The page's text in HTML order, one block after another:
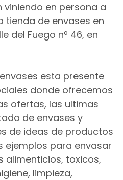
viniendo en persona a
tienda de envases en
del Fuego nº 46, en
esta presente
donde ofrecemos
ofertas, las ultimas
de envases y
de ideas de productos
ejemplos para envasar
alimenticios, toxicos,
limpieza,